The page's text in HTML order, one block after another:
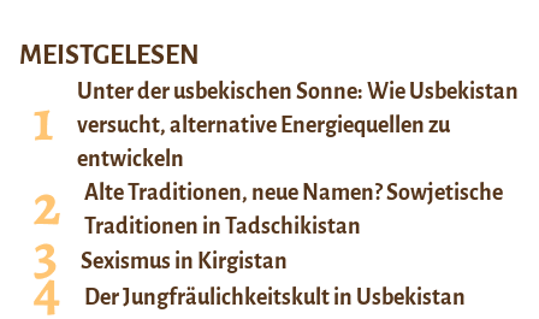
MEISTGELESEN
Unter der usbekischen Sonne: Wie Usbekistan
versucht, alternative Energiequellen zu
entwickeln
Alte Traditionen, neue Namen? Sowjetische
Traditionen in Tadschikistan
Sexismus in Kirgistan
Der Jungfräulichkeitskult in Usbekistan